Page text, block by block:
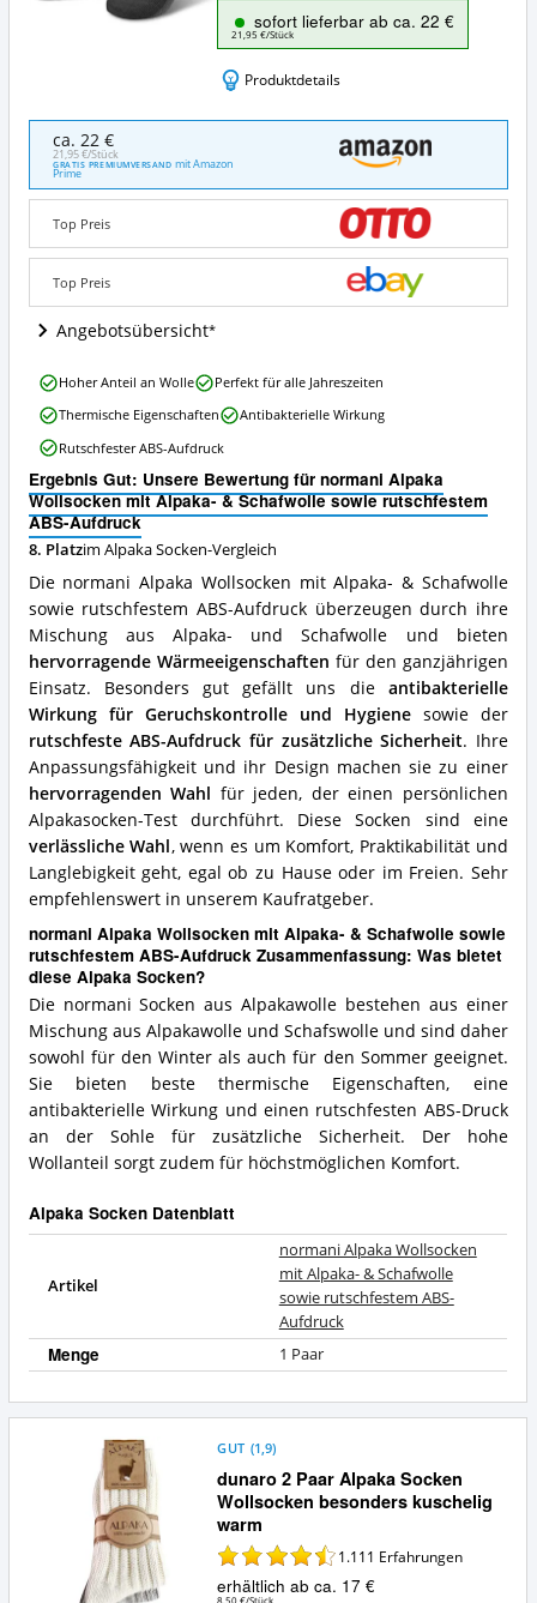
sofort lieferbar ab ca. 22 €
21,95 €/Stück
Produktdetails
normani
Alpaka
Wollsocken
mit
Alpaka-
Schafwolle
sowie
rutschfestem
ABS-
Aufdruck
Wo
ist
diese
Alpaka
Socken
erhältlich?
ca. 22 €
21,95 €/Stück
GRATIS PREMIUMVERSAND mit Amazon
Prime
Top Preis
Top Preis
Angebotsübersicht
Ergebnis Gut: Unsere Bewertung für normani Alpaka
Wollsocken mit Alpaka- & Schafwolle sowie rutschfestem
ABS-Aufdruck
8. Platzim Alpaka Socken-Vergleich
Die normani Alpaka Wollsocken mit Alpaka- & Schafwolle
sowie rutschfestem ABS-Aufdruck überzeugen durch ihre
Mischung aus Alpaka- und Schafwolle und bieten
hervorragende Wärmeeigenschaften für den ganzjährigen
Einsatz. Besonders gut gefällt uns die antibakterielle
Wirkung für Geruchskontrolle und Hygienesowie der
rutschfeste ABS-Aufdruck für zusätzliche Sicherheit. Ihre
Anpassungsfähigkeit und ihr Design machen sie zu einer
hervorragenden Wahl für jeden, der einen persönlichen
Alpakasocken-Test durchführt. Diese Socken sind eine
verlässliche Wahl, wenn es um Komfort, Praktikabilität und
Langlebigkeit geht, egal ob zu Hause oder im Freien. Sehr
empfehlenswert in unserem Kaufratgeber.
normani Alpaka Wollsocken mit Alpaka- & Schafwolle sowie
rutschfestem ABS-Aufdruck Zusammenfassung: Was bietet
diese Alpaka Socken?
Die normani Socken aus Alpakawolle bestehen aus einer
Mischung aus Alpakawolle und Schafswolle und sind daher
sowohl für den Winter als auch für den Sommer geeignet.
Sie bieten beste thermische Eigenschaften, eine
antibakterielle Wirkung und einen rutschfesten ABS-Druck
an der Sohle für zusätzliche Sicherheit. Der hohe
Wollanteil sorgt zudem für höchstmöglichen Komfort.
Alpaka Socken Datenblatt
Artikel
normani Alpaka Wollsocken
mit Alpaka- & Schafwolle
sowie rutschfestem ABS-
Aufdruck
Menge 1 Paar
normani
Alpaka
Wollsocken
mit
Alpaka-
&
Schafwolle
sowie
rutschfestem
ABS-
Aufdruck
Vorteile:
Was
spricht
für
diese
Alpaka
Socken?
Hoher Anteil an Wolle
Perfekt für alle Jahreszeiten
Thermische Eigenschaften
Antibakterielle Wirkung
Rutschfester ABS-Aufdruck
dunaro 2 Paar Alpaka Socken
Wollsocken besonders kuschelig
warm
GUT (1,9)
1.111 Erfahrungen
erhältlich ab ca. 17 €